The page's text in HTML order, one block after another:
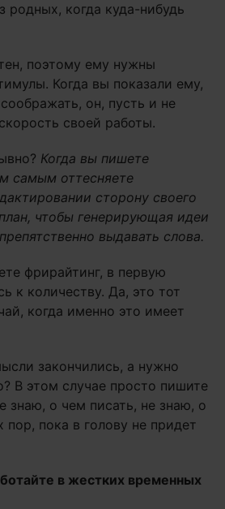
родных, когда куда-нибудь
поэтому ему нужны
Когда вы показали ему,
он, пусть и не
своей работы.
Когда вы пишете
самым оттесняете
сторону своего
чтобы генерирующая идеи
выдавать слова.
фрирайтинг, в первую
к количеству. Да, это тот
когда именно это имеет
закончились, а нужно
В этом случае просто пишите
знаю, о чем писать, не знаю, о
пор, пока в голову не придет
в жестких временных